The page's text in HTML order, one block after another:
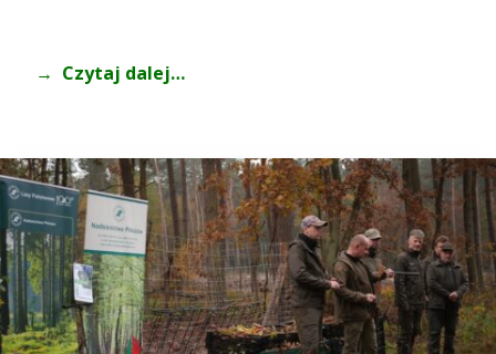
Czytaj dalej…